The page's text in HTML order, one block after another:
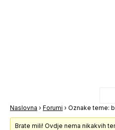
Naslovna › Forumi › Oznake teme:
Brate mili! Ovdje nema nikakvih